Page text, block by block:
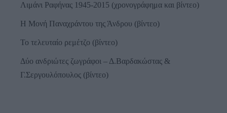
Λιμάνι Ραφήνας 1945-2015 (χρονογράφημα και βίντεο)
Η Μονή Παναχράντου της Άνδρου (βίντεο)
Το τελευταίο ρεμέτζο (βίντεο)
Δύο ανδριώτες ζωγράφοι – Δ.Βαρδακώστας &
Γ.Σεργουλόπουλος (βίντεο)